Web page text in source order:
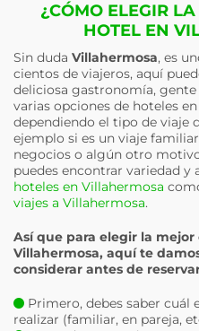
¿CÓMO ELEGIR
HOTEL EN
Sin duda Villahermosa, es
cientos de viajeros, aquí
deliciosa gastronomía,
varias opciones de hoteles en
dependiendo el tipo de viaje
ejemplo si es un viaje
negocios o algún otro
puedes encontrar variedad y
hoteles en Villahermosa
viajes a Villahermosa.
Así que para elegir la
Villahermosa, aquí te
considerar antes de
Primero, debes saber cuál
realizar (familiar, en pareja,